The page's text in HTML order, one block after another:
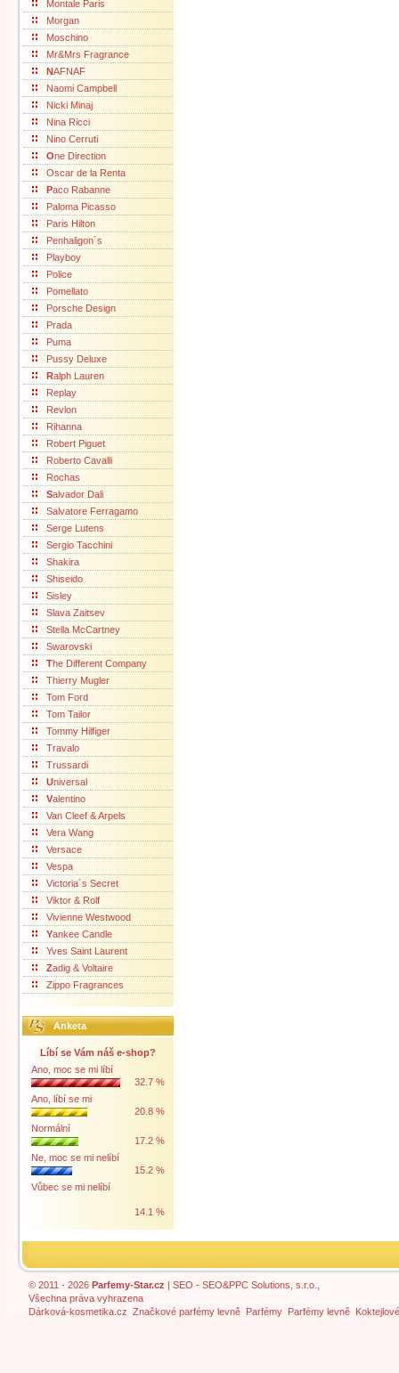
Montale Paris
Morgan
Moschino
Mr&Mrs Fragrance
NAFNAF
Naomi Campbell
Nicki Minaj
Nina Ricci
Nino Cerruti
One Direction
Oscar de la Renta
Paco Rabanne
Paloma Picasso
Paris Hilton
Penhaligon´s
Playboy
Police
Pomellato
Porsche Design
Prada
Puma
Pussy Deluxe
Ralph Lauren
Replay
Revlon
Rihanna
Robert Piguet
Roberto Cavalli
Rochas
Salvador Dali
Salvatore Ferragamo
Serge Lutens
Sergio Tacchini
Shakira
Shiseido
Sisley
Slava Zaitsev
Stella McCartney
Swarovski
The Different Company
Thierry Mugler
Tom Ford
Tom Tailor
Tommy Hilfiger
Travalo
Trussardi
Universal
Valentino
Van Cleef & Arpels
Vera Wang
Versace
Vespa
Victoria´s Secret
Viktor & Rolf
Vivienne Westwood
Yankee Candle
Yves Saint Laurent
Zadig & Voltaire
Zippo Fragrances
Anketa
Líbí se Vám náš e-shop?
Ano, moc se mi líbí
32.7 %
Ano, líbí se mi
20.8 %
Normální
17.2 %
Ne, moc se mi nelíbí
15.2 %
Vůbec se mi nelíbí
14.1 %
© 2011 - 2026 Parfemy-Star.cz | SEO - SEO&PPC Solutions, s.r.o.,
Všechna práva vyhrazena
Dárková-kosmetika.cz Značkové parfémy levně Parfémy Parfémy levně